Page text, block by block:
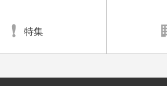
特集